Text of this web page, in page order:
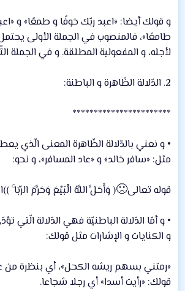
و قولك أيضا: «اعبد ربّك خوفًا و طمعًا» و
طامعًا»، فالمنصوب في الجملة الأولى
لأجله، و المفعولية المطلقة. و في الجملة
2. الدّلالة الظّاهرة و الباطنة:
***********************
• و نعني بالدّلالة الظّاهرة المعنى الّذي
مثل: «سافر خالد» و «عاد المسافر»، و نحو:
قوله تعالى🙁( وَأَحَلَّ اللَّهُ الْبَيْعَ وَحَرَّمَ الرِّبَا
• و أمّا الدّلالة الباطنيّة فهي الدّلالة الّتي
و الكنايات و الإشارات مثل قولك:
«رمتني بسهم ريشه الكحل»، أي بنظرة من
قولك: «رأيت أسدا» أي رجلا شجاعا.